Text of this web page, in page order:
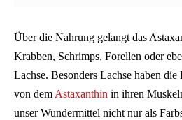
Über die Nahrung gelangt das
Krabben, Schrimps, Forellen oder
Lachse. Besonders Lachse haben
von dem Astaxanthin in ihren
unser Wundermittel nicht nur als